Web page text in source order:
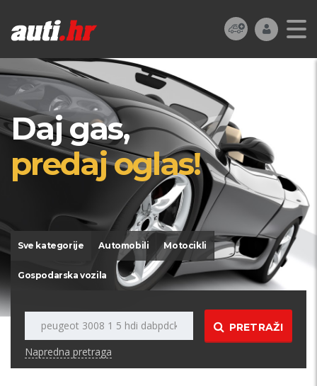
Daj gas,
predaj oglas!
Sve kategorije Automobili Motocikli
Gospodarska vozila
PRETRAŽI
Napredna pretraga